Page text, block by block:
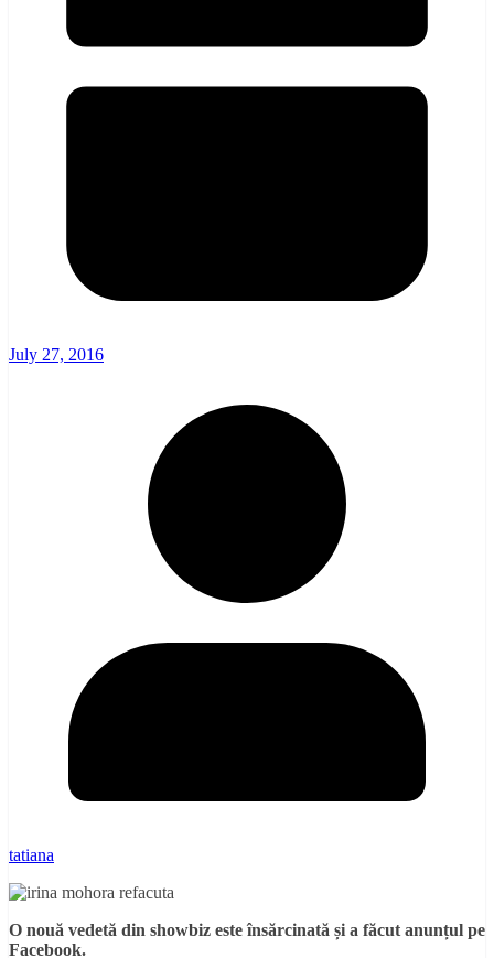
July 27, 2016
tatiana
O nouă vedetă din showbiz este însărcinată și a făcut anunțul pe
Facebook.